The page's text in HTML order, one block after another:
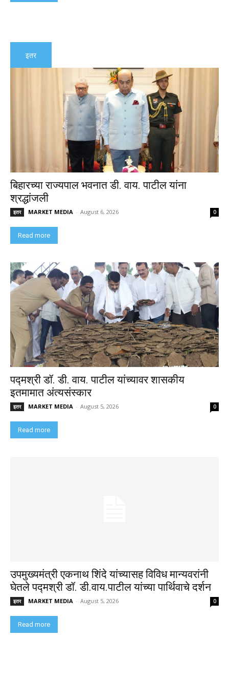
इतर
बिहारच्या राज्यपाल भवनात डी. वाय. पाटील यांना
श्रद्धांजली
इतर MARKET MEDIA - August 6, 2026 0
Read more
पद्मश्री डॉ. डी. वाय. पाटील यांच्यावर शासकीय
इतमामात अंत्यसंस्कार
इतर MARKET MEDIA - August 5, 2026 0
Read more
उपमुख्यमंत्री एकनाथ शिंदे यांच्यासह विविध मान्यवरांनी
घेतले पद्मश्री डॉ. डी.वाय.पाटील यांच्या पार्थिवाचे दर्शन
इतर MARKET MEDIA - August 5, 2026 0
Read more